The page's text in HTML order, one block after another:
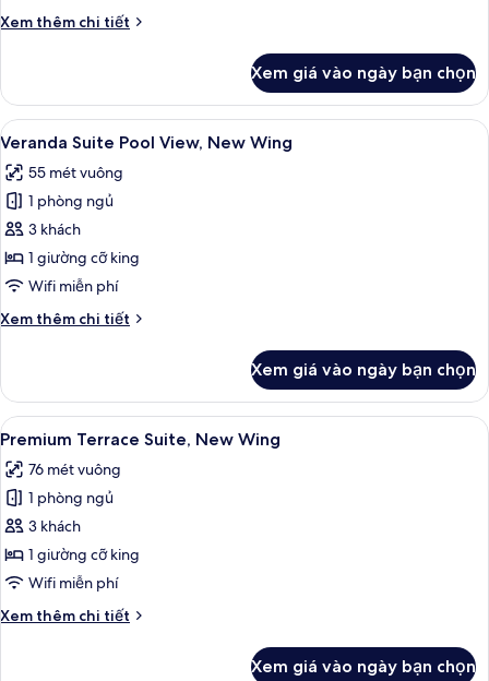
(Suites,
Xem thêm chi tiết
Chi
Phòng
Junior,
ban
(Suites,
New
Xem giá vào ngày bạn chọn
Xem
tất
cả
ảnh
Veranda
Suite
Pool
New
Veranda Suite Pool View, New
6
Veranda Suite Pool View, New Wing
55 mét vuông
1 phòng ngủ
3 khách
1 giường cỡ king
Wifi miễn phí
Xem thêm chi tiết
Chi
Veranda
Suite
Pool
New
Wing
Xem giá vào ngày bạn chọn
Xem
tất
cả
ảnh
Premium
Terrace
Suite,
Wing
Premium Terrace Suite, New Wing |
6
Premium Terrace Suite, New Wing
76 mét vuông
1 phòng ngủ
3 khách
1 giường cỡ king
Wifi miễn phí
Xem thêm chi tiết
Chi
Xem giá vào ngày bạn chọn